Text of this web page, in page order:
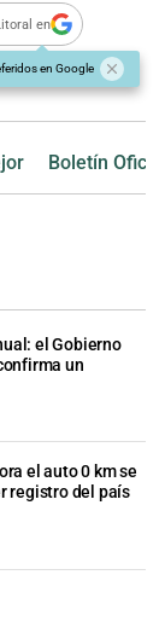
en
en Google
Boletín
el Gobierno
un
el auto 0 km se
registro del país